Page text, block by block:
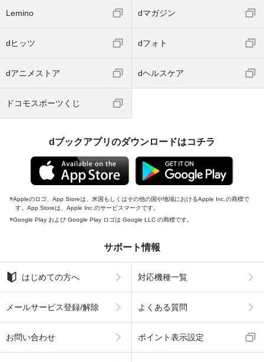
Lemino dマガジン
dヒッツ dフォト
dアニメストア dヘルスケア
ドコモスポーツくじ
dブックアプリのダウンロードはコチラ
Appleのロゴ、App Storeは、米国もしくはその他の国や地域におけるApple Inc.の商標で
す。App Storeは、Apple Inc.のサービスマークです。
Google Play および Google Play ロゴは Google LLC の商標です。
サポート情報
はじめての方へ 対応機種一覧
メールサービス登録/解除 よくある質問
お問い合わせ ポイント表示設定